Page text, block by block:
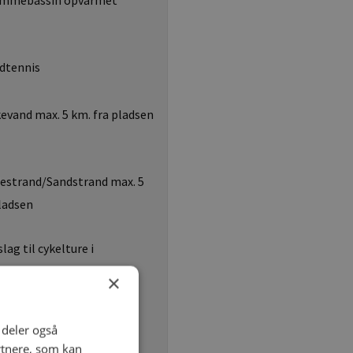
max. 5 km. fra pladsen
Sandstrand max. 5
til cykelture i
som folder/min. 3 stk.
×
også
som kan